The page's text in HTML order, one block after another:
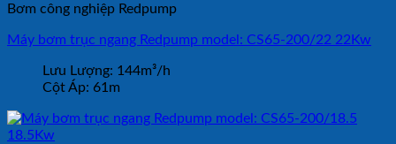
Bơm công nghiệp Redpump
Máy bơm trục ngang Redpump model: CS65-200/22 22Kw
Lưu Lượng: 144m³/h
Cột Áp: 61m